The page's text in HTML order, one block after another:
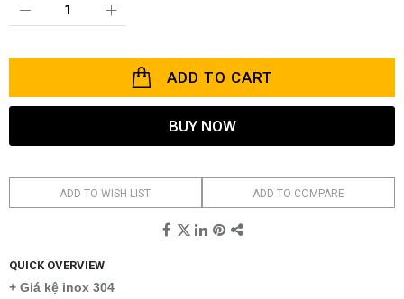
ADD TO CART
BUY NOW
ADD TO WISH LIST ADD TO COMPARE
QUICK OVERVIEW
+ Giá kệ inox 304